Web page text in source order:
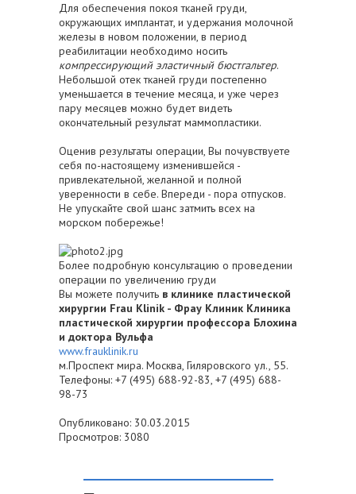
Для обеспечения покоя тканей груди,
окружающих имплантат, и удержания молочной
железы в новом положении, в период
реабилитации необходимо носить
компрессирующий эластичный бюстгальтер.
Небольшой отек тканей груди постепенно
уменьшается в течение месяца, и уже через
пару месяцев можно будет видеть
окончательный результат маммопластики.
Оценив результаты операции, Вы почувствуете
себя по-настоящему изменившейся -
привлекательной, желанной и полной
уверенности в себе. Впереди - пора отпусков.
Не упускайте свой шанс затмить всех на
морском побережье!
Более подробную консультацию о проведении
операции по увеличению груди
Вы можете получить в клинике пластической
хирургии Frau Klinik - Фрау Клиник Клиника
пластической хирургии профессора Блохина
и доктора Вульфа
www.frauklinik.ru
м.Проспект мира. Москва, Гиляровского ул., 55.
Телефоны: +7 (495) 688-92-83, +7 (495) 688-
98-73
Опубликовано: 30.03.2015
Просмотров: 3080